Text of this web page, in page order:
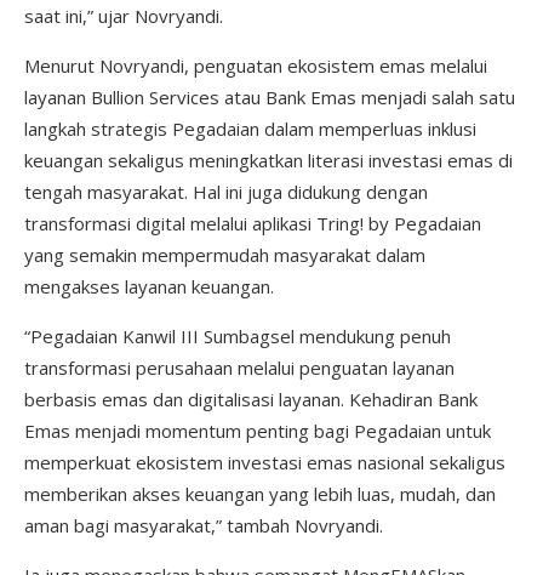
saat ini,” ujar Novryandi.
Menurut Novryandi, penguatan ekosistem emas melalui
layanan Bullion Services atau Bank Emas menjadi salah satu
langkah strategis Pegadaian dalam memperluas inklusi
keuangan sekaligus meningkatkan literasi investasi emas di
tengah masyarakat. Hal ini juga didukung dengan
transformasi digital melalui aplikasi Tring! by Pegadaian
yang semakin mempermudah masyarakat dalam
mengakses layanan keuangan.
“Pegadaian Kanwil III Sumbagsel mendukung penuh
transformasi perusahaan melalui penguatan layanan
berbasis emas dan digitalisasi layanan. Kehadiran Bank
Emas menjadi momentum penting bagi Pegadaian untuk
memperkuat ekosistem investasi emas nasional sekaligus
memberikan akses keuangan yang lebih luas, mudah, dan
aman bagi masyarakat,” tambah Novryandi.